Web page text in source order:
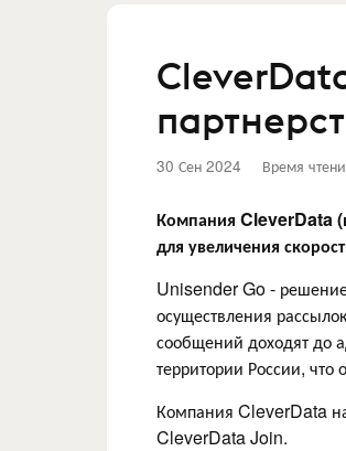
30 Сен 2024 Время
Компания CleverData
для увеличения
Unisender Go - решение
осуществления
сообщений доходят до
территории России, что
Компания CleverData
CleverData Join.